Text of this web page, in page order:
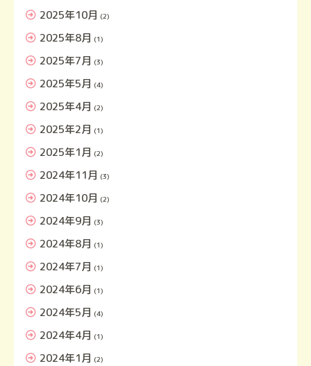
2025年10月 (2)
2025年8月 (1)
2025年7月 (3)
2025年5月 (4)
2025年4月 (2)
2025年2月 (1)
2025年1月 (2)
2024年11月 (3)
2024年10月 (2)
2024年9月 (3)
2024年8月 (1)
2024年7月 (1)
2024年6月 (1)
2024年5月 (4)
2024年4月 (1)
2024年1月 (2)